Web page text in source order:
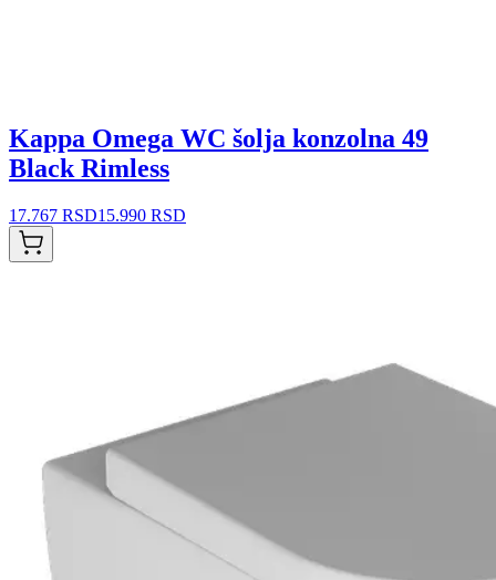
Kappa Omega WC šolja konzolna 49
Black Rimless
17.767 RSD15.990 RSD